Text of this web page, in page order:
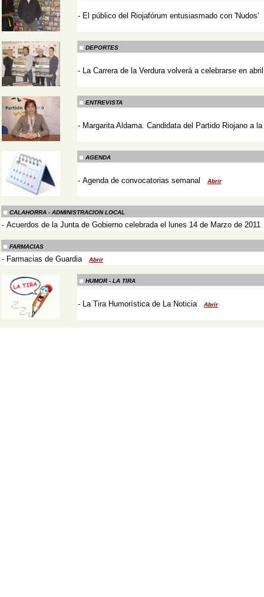
- El público del Riojafórum entusiasmado con 'Nudos'
DEPORTES
- La Carrera de la Verdura volverá a celebrarse en abril
ENTREVISTA
- Margarita Aldama. Candidata del Partido Riojano a
AGENDA
- Agenda de convocatorias semanal Abrir
CALAHORRA - ADMINISTRACION LOCAL
- Acuerdos de la Junta de Gobierno celebrada el lunes 14 de Marzo de 2011
FARMACIAS
- Farmacias de Guardia
Abrir
HUMOR - LA TIRA
- La Tira Humorística de La Noticia Abrir